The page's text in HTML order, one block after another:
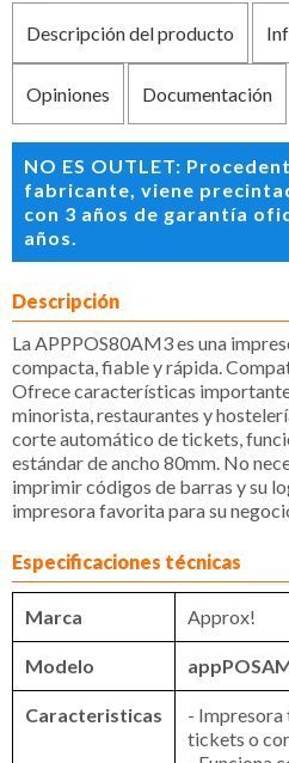
Descripción del producto
Opiniones Documentación
NO ES OUTLET:
fabricante, viene
con 3 años de garantía
años.
Descripción
La APPPOS80AM3 es una
compacta, fiable y rápida.
Ofrece características
minorista, restaurantes y
corte automático de tickets,
estándar de ancho 80mm. No
imprimir códigos de barras y su
impresora favorita para su
Especificaciones técnicas
Marca Approx!
Modelo
Caracteristicas
-
tickets o